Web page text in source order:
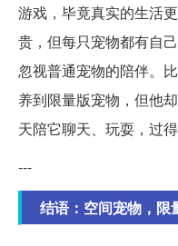
游戏，毕竟真实的生活
贵，但每只宠物都有自
忽视普通宠物的陪伴。
养到限量版宠物，但他
天陪它聊天、玩耍，过
---
结语：空间宠物，限